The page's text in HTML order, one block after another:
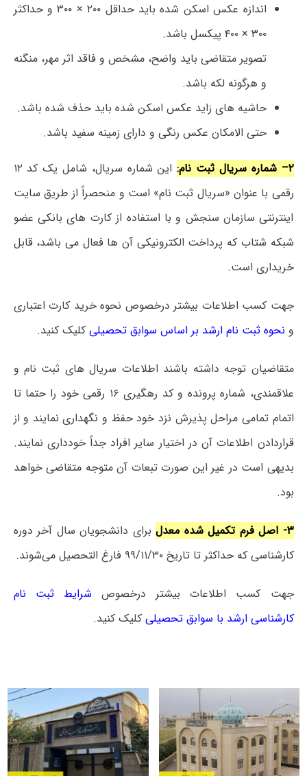
اندازه عکس اسکن شده باید حداقل ۲۰۰ × ۳۰۰ و حداکثر
۳۰۰ × ۴۰۰ پیکسل باشد.
تصویر متقاضی باید واضح، مشخص و فاقد اثر مهر، منگنه
و هرگونه لکه باشد.
حاشیه های زاید عکس اسکن شده باید حذف شده باشد.
حتی الامکان عکس رنگی و دارای زمینه سفید باشد.
۲– شماره سریال ثبت نام:
این شماره سریال، شامل یک کد ۱۲
رقمی با عنوان «سریال ثبت نام» است و منحصراً از طریق سایت
اینترنتی سازمان سنجش و با استفاده از کارت های بانکی عضو
شبکه شتاب که پرداخت الکترونیکی آن ها فعال می باشد، قابل
خریداری است.
جهت کسب اطلاعات بیشتر درخصوص نحوه خرید کارت اعتباری
و نحوه ثبت نام ارشد بر اساس سوابق تحصیلی کلیک کنید.
متقاضیان توجه داشته باشند اطلاعات سریال های ثبت نام و
علاقمندی، شماره پرونده و کد رهگیری ۱۶ رقمی خود را حتما تا
اتمام تمامی مراحل پذیرش نزد خود حفظ و نگهداری نمایند و از
قراردادن اطلاعات آن در اختیار سایر افراد جداً خودداری نمایند.
بدیهی است در غیر این صورت تبعات آن متوجه متقاضی خواهد
بود.
۳- اصل فرم تکمیل شده معدل
برای دانشجویان سال آخر دوره
کارشناسی که حداکثر تا تاریخ ۹۹/۱۱/۳۰ فارغ التحصیل می‌شوند.
جهت کسب اطلاعات بیشتر درخصوص شرایط ثبت نام
کارشناسی ارشد با سوابق تحصیلی کلیک کنید.